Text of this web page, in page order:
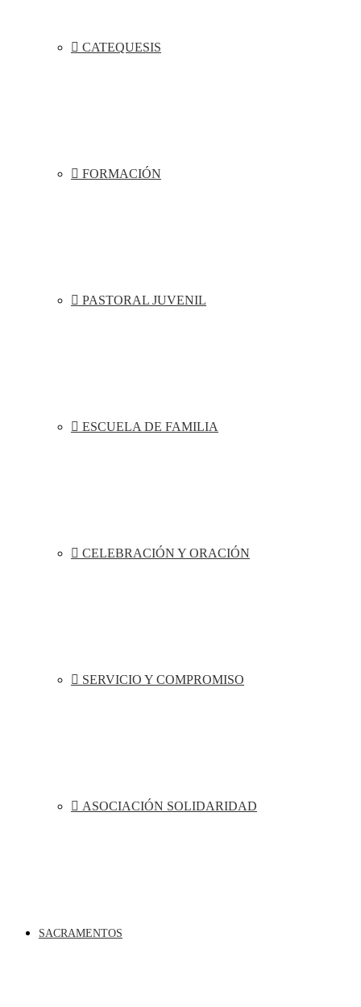
CATEQUESIS
FORMACIÓN
PASTORAL JUVENIL
ESCUELA DE FAMILIA
CELEBRACIÓN Y ORACIÓN
SERVICIO Y COMPROMISO
ASOCIACIÓN SOLIDARIDAD
SACRAMENTOS